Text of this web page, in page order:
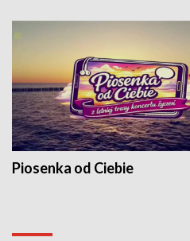
Piosenka od Ciebie